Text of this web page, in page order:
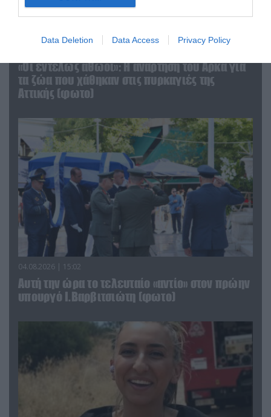
Data Deletion Data Access Privacy Policy
«Οι εντελώς αθώοι»: Η ανάρτηση του Αρκά για
τα ζώα που χάθηκαν στις πυρκαγιές της
Αττικής (φωτο)
04.08.2026 | 15:02
Αυτή την ώρα το τελευταίο «αντίο» στον πρώην
υπουργό Ι.Βαρβιτσιώτη (φωτο)